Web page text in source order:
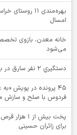
بهره‌مندی ۱۱
امسال
خانه معدن، بازوی
می‌شود
دستگيري 2 نفر سارق در بشرويه
۴۵ پرونده در پویش
فردوس با صلح و سازش
پخت بیش
برای زائران حسینی